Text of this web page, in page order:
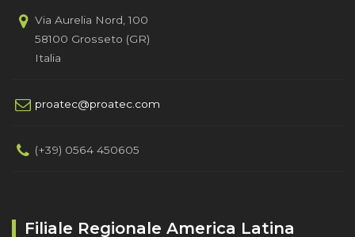
Via Aurelia Nord, 100
58100 Grosseto (GR)
Italia
proatec@proatec.com
(+39) 0564 450605
Filiale Regionale America Latina